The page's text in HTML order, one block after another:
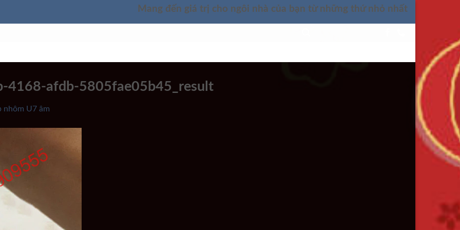
Mang đến giá trị cho ngôi nhà của bạn từ những thứ nhỏ nhất
4168-afdb-5805fae05b45_result
nhôm U7 âm